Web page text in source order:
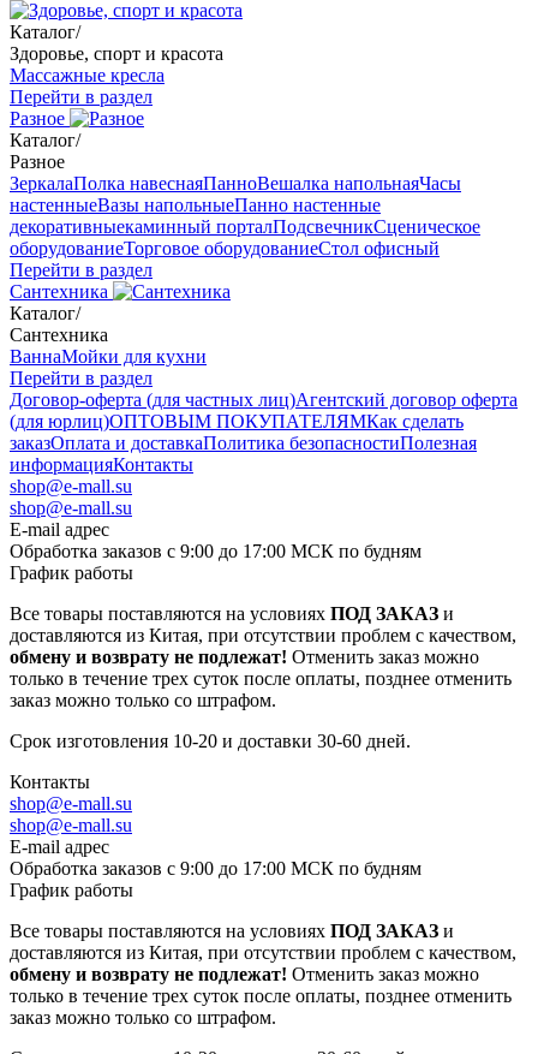
Каталог/
Здоровье, спорт и красота
Массажные кресла
Перейти в раздел
Разное
Каталог/
Разное
ЗеркалаПолка навеснаяПанноВешалка напольнаяЧасы
настенныеВазы напольныеПанно настенные
декоративныекаминный порталПодсвечникСценическое
оборудованиеТорговое оборудованиеСтол офисный
Перейти в раздел
Сантехника
Каталог/
Сантехника
ВаннаМойки для кухни
Перейти в раздел
Договор-оферта (для частных лиц)Агентский договор оферта
(для юрлиц)ОПТОВЫМ ПОКУПАТЕЛЯМКак сделать
заказОплата и доставкаПолитика безопасностиПолезная
информацияКонтакты
shop@e-mall.su
shop@e-mall.su
E-mail адрес
Обработка заказов с 9:00 до 17:00 МСК по будням
График работы
Все товары поставляются на условиях ПОД ЗАКАЗ и
доставляются из Китая, при отсутствии проблем с качеством,
обмену и возврату не подлежат! Отменить заказ можно
только в течение трех суток после оплаты, позднее отменить
заказ можно только со штрафом.
Срок изготовления 10-20 и доставки 30-60 дней.
Контакты
shop@e-mall.su
shop@e-mall.su
E-mail адрес
Обработка заказов с 9:00 до 17:00 МСК по будням
График работы
Все товары поставляются на условиях ПОД ЗАКАЗ и
доставляются из Китая, при отсутствии проблем с качеством,
обмену и возврату не подлежат! Отменить заказ можно
только в течение трех суток после оплаты, позднее отменить
заказ можно только со штрафом.